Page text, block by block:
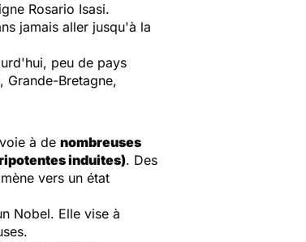
Rosario Isasi.
jamais aller jusqu'à la
peu de pays
Grande-Bretagne,
à de nombreuses
induites). Des
vers un état
Nobel. Elle vise à